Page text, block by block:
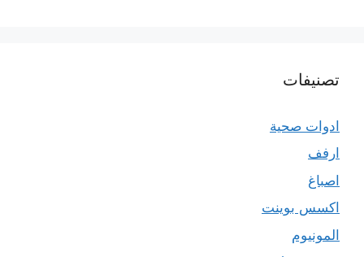
تصنيفات
ادوات صحية
ارفف
اصباغ
اكسس بوينت
المونيوم